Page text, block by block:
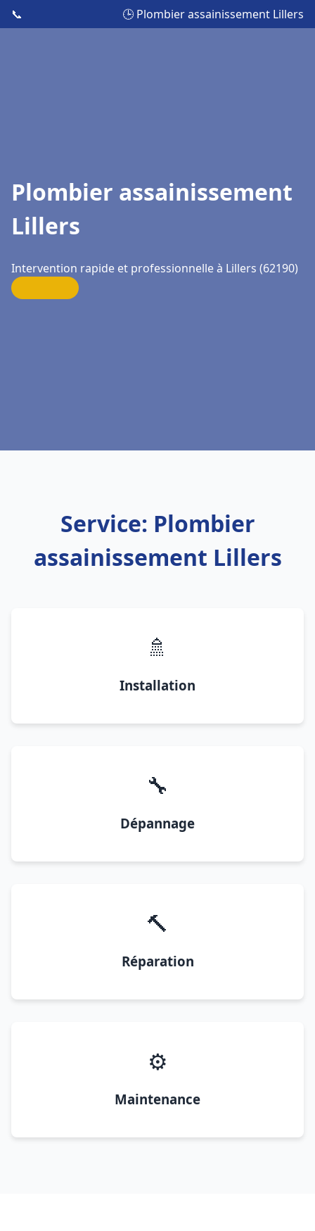
📞 🕒 Plombier assainissement Lillers
Plombier assainissement
Lillers
Intervention rapide et professionnelle à Lillers (62190)
Service: Plombier
assainissement Lillers
🚿
Installation
🔧
Dépannage
🔨
Réparation
⚙️
Maintenance